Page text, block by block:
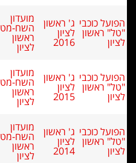
כוכבי
ראשון
ג' ראשון
לציון
2016
מועדון
השח-מט
ראשון
לציון
18
כוכבי
ראשון
ג' ראשון
לציון
2015
מועדון
השח-מט
ראשון
לציון
14
כוכבי
ראשון
ג' ראשון
לציון
2014
מועדון
השח-מט
ראשון
לציון
12